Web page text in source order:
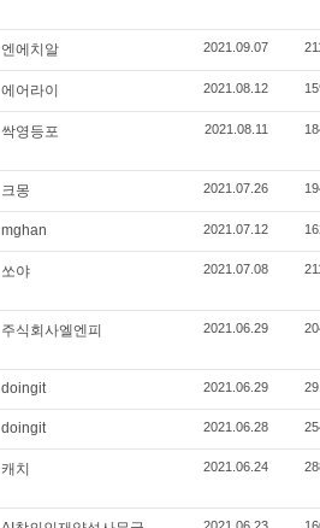
엔에치알 2021.09.07
에어라이 2021.08.12
싹영등포 2021.08.11
크몽 2021.07.26
mghan 2021.07.12
쏘야 2021.07.08
주식회사엘엔피 2021.06.29
doingit 2021.06.29
doingit 2021.06.28
캐치 2021.06.24